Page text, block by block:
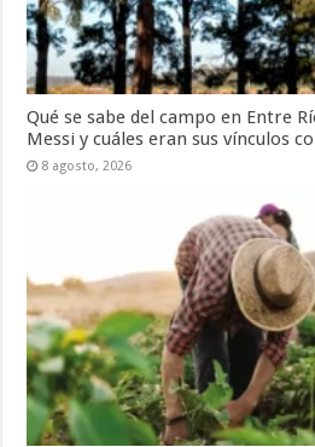
Qué se sabe del campo en Entre
Messi y cuáles eran sus vínculos
8 agosto, 2026